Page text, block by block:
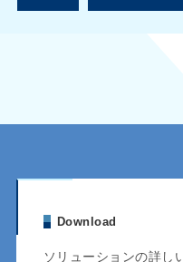
Download
ソリューションの詳し